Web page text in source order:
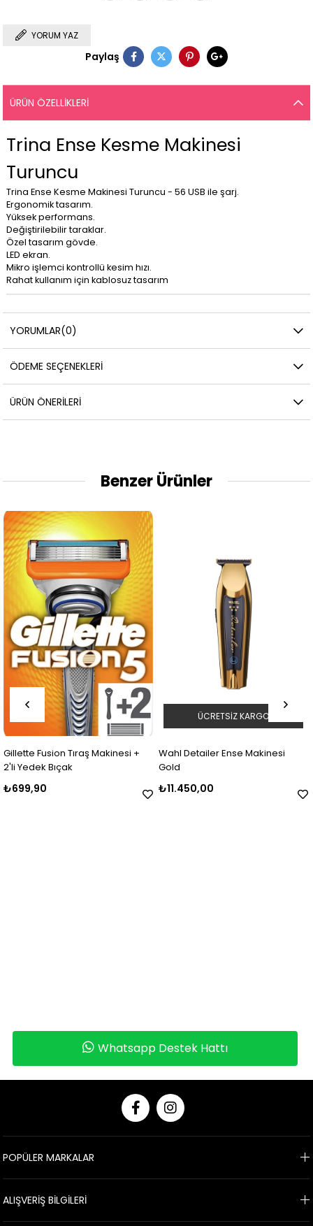
YORUM YAZ
Paylaş
ÜRÜN ÖZELLIKLERI
Trina Ense Kesme Makinesi
Turuncu
Trina Ense Kesme Makinesi Turuncu - 56 USB ile şarj.
Ergonomik tasarım.
Yüksek performans.
Değiştirilebilir taraklar.
Özel tasarım gövde.
LED ekran.
Mikro işlemci kontrollü kesim hızı.
Rahat kullanım için kablosuz tasarım
YORUMLAR(0)
ÖDEME SEÇENEKLERI
ÜRÜN ÖNERILERI
Benzer Ürünler
Gillette Fusion Tıraş Makinesi +
2'li Yedek Bıçak
₺699,90
Wahl Detailer Ense Makinesi
Gold
₺11.450,00
ÜCRETSIZ KARGO
Whatsapp Destek Hattı
POPÜLER MARKALAR
ALIŞVERİŞ BİLGİLERİ